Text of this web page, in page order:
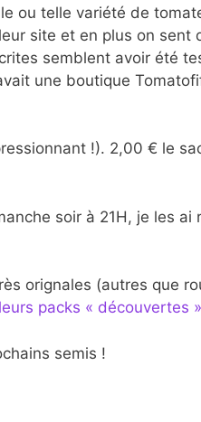
ou telle variété de
site et en plus on sent
semblent avoir été
une boutique
!). 2,00 € le
soir à 21H, je les ai
orignales (autres que
leurs packs « découvertes »
semis !